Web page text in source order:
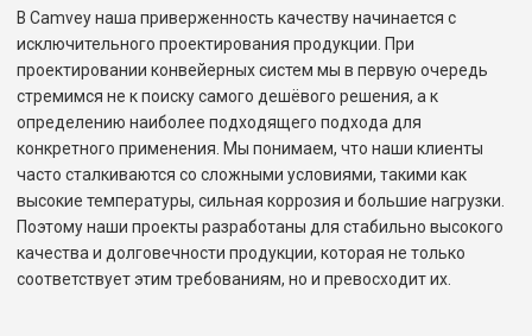
В Camvey наша приверженность качеству начинается с
исключительного проектирования продукции. При
проектировании конвейерных систем мы в первую очередь
стремимся не к поиску самого дешёвого решения, а к
определению наиболее подходящего подхода для
конкретного применения. Мы понимаем, что наши клиенты
часто сталкиваются со сложными условиями, такими как
высокие температуры, сильная коррозия и большие нагрузки.
Поэтому наши проекты разработаны для стабильно высокого
качества и долговечности продукции, которая не только
соответствует этим требованиям, но и превосходит их.